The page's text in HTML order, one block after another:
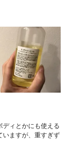
ディとかにも使える
いますが、重すぎず